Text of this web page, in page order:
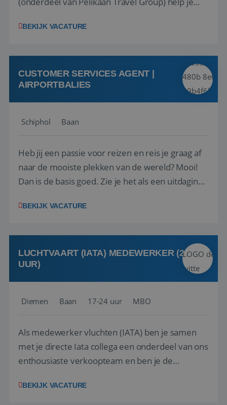
vinden. Samen maken we van elke reis een
hebt in de reisbranche of j...
BEKIJK VACATURE
CUSTOMER SERVICES AGENT |
AIRPORTBALIES
Schiphol Baan
Heb jij een passie voor reizen en reis je graag af
naar de mooiste plekken van de wereld? Mooi!
Dan is de basis goed. Zie je het als een uitdaging
het samenstellen en boeken van de perfecte
deze onderdelen zijn nu samen gevoegd...
BEKIJK VACATURE
LUCHTVAART (IATA) MEDEWERKER (24-32
UUR)
Diemen Baan 17-24 uur MBO
Als medewerker vluchten (IATA) ben je samen
met je directe Iata collega een onderdeel van ons
enthousiaste verkoopteam en ben je de
en tarieven waar je collega’s niet uitkomen.
BEKIJK VACATURE